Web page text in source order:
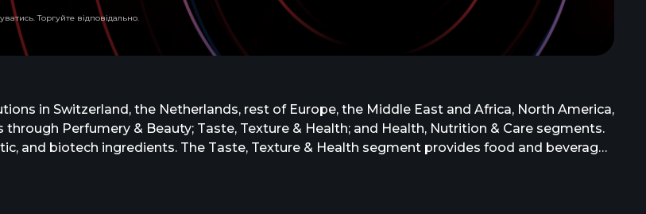
in Switzerland, the Netherlands, rest of Europe, the Middle East and Africa, North America,
Perfumery & Beauty; Taste, Texture & Health; and Health, Nutrition & Care segments.
and biotech ingredients. The Taste, Texture & Health segment provides food and beverages
Торгуйте відповідально.